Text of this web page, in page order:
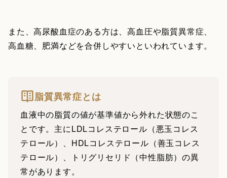
また、高尿酸血症のある方は、高血圧や脂質異常症、
高血糖、肥満などを合併しやすいといわれています。
脂質異常症とは
血液中の脂質の値が基準値から外れた状態のこ
とです。主にLDLコレステロール（悪玉コレス
テロール）、HDLコレステロール（善玉コレス
テロール）、トリグリセリド（中性脂肪）の異
常があります。